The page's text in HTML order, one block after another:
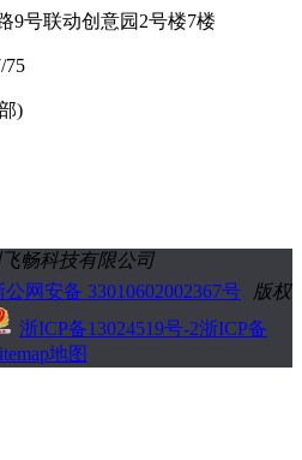
9号联动创意园2号楼7楼
75
)
畅科技有限公司
公网安备 33010602002367号
版权
浙ICP备13024519号-2浙ICP备
地图